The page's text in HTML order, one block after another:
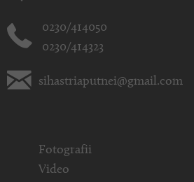
0230/414050
0230/414323
sihastriaputnei@gmail.com
Fotografii
Video